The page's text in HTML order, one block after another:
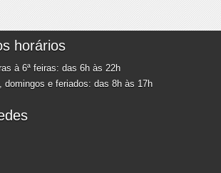
horários
à 6ª feiras: das 6h às 22h
domingos e feriados: das 8h às 17h